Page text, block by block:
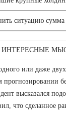
ситуацию сумма
ИНТЕРЕСНЫЕ
или даже
прогнозировании
высказался
что сделанное